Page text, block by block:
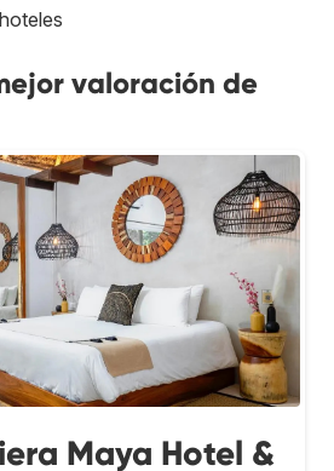
hoteles
valoración de
Maya Hotel &